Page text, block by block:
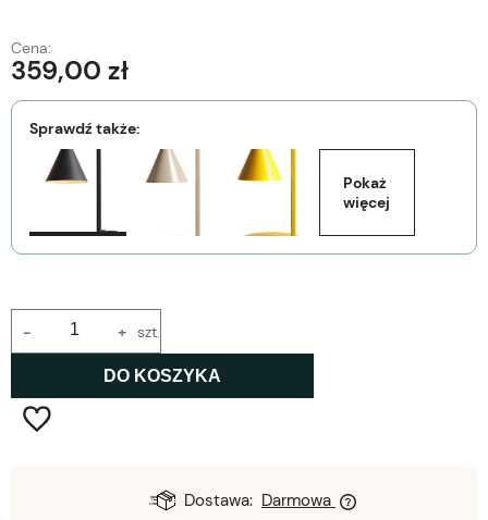
Cena:
359,00 zł
Sprawdź także:
Pokaż
więcej
+
- szt.
DO KOSZYKA
Dostawa: Darmowa